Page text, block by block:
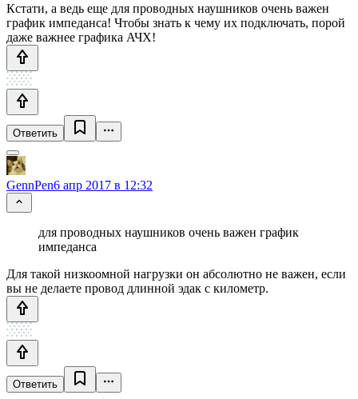
Кстати, а ведь еще для проводных наушников очень важен
график импеданса! Чтобы знать к чему их подключать, порой
даже важнее графика АЧХ!
Ответить
GennPen6 апр 2017 в 12:32
для проводных наушников очень важен график
импеданса
Для такой низкоомной нагрузки он абсолютно не важен, если
вы не делаете провод длинной эдак с километр.
Ответить